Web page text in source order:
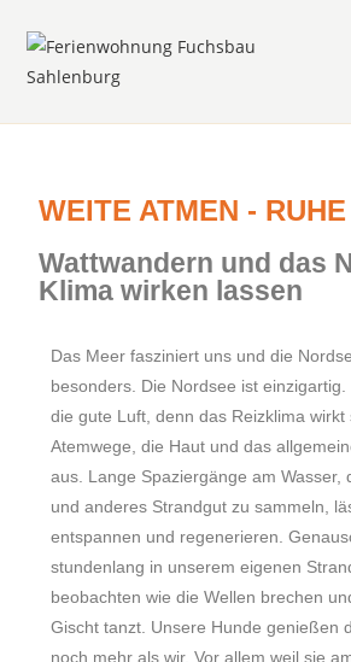
WEITE ATMEN -
Wattwandern und das
Klima wirken lassen
Das Meer fasziniert uns und die
besonders. Die Nordsee ist
die gute Luft, denn das Reizklima wirkt
Atemwege, die Haut und das
aus. Lange Spaziergänge am Wasser,
und anderes Strandgut zu sammeln,
entspannen und regenerieren.
stundenlang in unserem eigenen
beobachten wie die Wellen brechen
Gischt tanzt. Unsere Hunde genießen
noch mehr als wir. Vor allem weil sie